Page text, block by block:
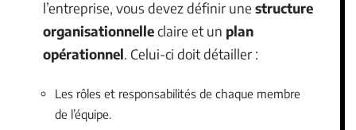
l’entreprise, vous devez définir une structure
organisationnelleclaire et un plan
opérationnel. Celui-ci doit détailler :
Les rôles et responsabilités de chaque membre
de l’équipe.